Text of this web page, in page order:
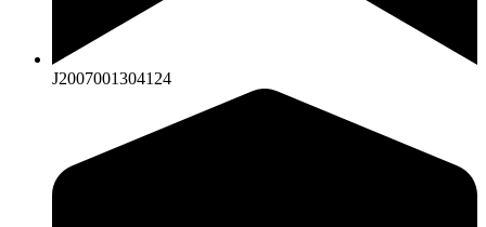
J2007001304124